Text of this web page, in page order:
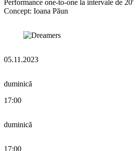
Performance one-to-one la intervale de 20'
Concept: Ioana Păun
05.11.2023
duminică
17:00
duminică
17:00